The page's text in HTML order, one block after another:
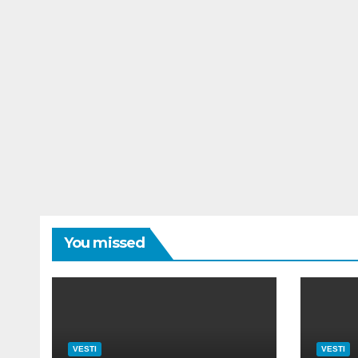
You missed
VESTI VESTI